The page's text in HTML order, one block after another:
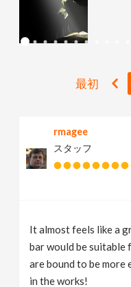
g
最初
rmagee
スタッフ
It almost feels like a
bar would be
are bound to be
in the works!